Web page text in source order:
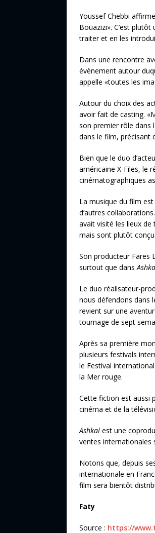
Youssef Chebbi
Bouazizi». C’est
traiter et en les
Dans une rencontre
évènement autour
appelle «toutes les
Autour du choix des
avoir fait de casting.
son premier rôle dans
dans le film, précisant
Bien que le duo
américaine X-Files, le
cinématographiques
La musique du film
d’autres
avait visité les lieux
mais sont plutôt
Son producteur Fares
surtout que dans
Le duo réalisateur-
nous défendons dans
revient sur une
tournage de sept
Après sa première
plusieurs festivals
le Festival
la Mer rouge.
Cette fiction est aussi
cinéma et de la
Ashkal est une
ventes internationales
Notons que, depuis
internationale en
film sera bientôt
Faty
Source : https://